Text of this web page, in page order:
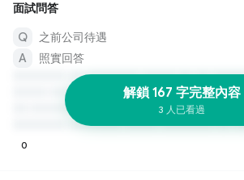
面試問答
之前公司待遇
照實回答
解鎖 167 字完整內容
3 人已看過
0